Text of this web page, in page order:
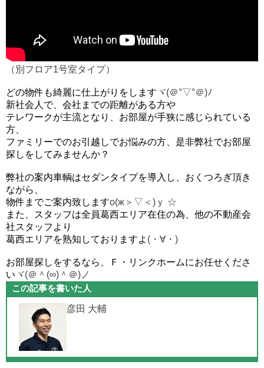
（別フロア1号室タイプ）
どの物件も綺麗に仕上がりをします ヾ(＠°▽°＠)ﾉ
新社会人で、会社までの距離がある方や
テレワークが主流となり、お部屋が手狭に感じられている
方、
ファミリーでのお引越しでお悩みの方、是非弊社でお部屋
探しをしてみませんか？
弊社の案内車輌はセダンタイプを導入し、おくつろぎ頂き
ながら、
物件までご案内致しますо(ж＞▽＜)ｙ ☆
また、スタッフは全員葛西エリア在住の為、他の不動産会
社スタッフより
葛西エリアを熟知しておりますよ (・∀・)
お部屋探しをするなら、Ｆ・リンクホームにお任せくださ
い ヾ(＠＾(∞)＾＠)ノ
この記事を書いた人
彦田 大輔